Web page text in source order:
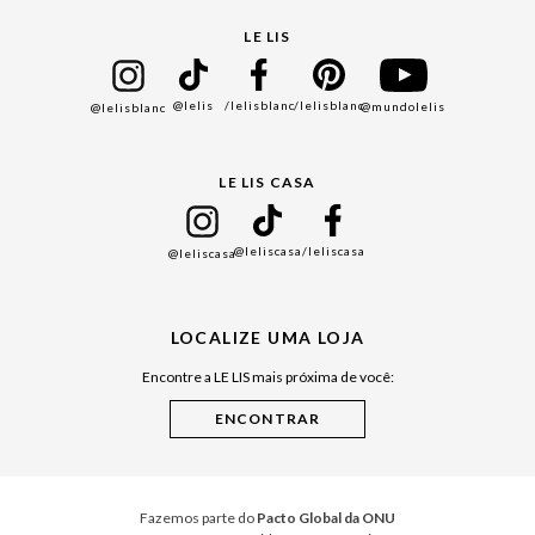
Black Friday
Cuidados Casa
LE LIS
@lelisblanc @lelis /lelisblanc/lelisblanc@mundolelis
LE LIS CASA
@leliscasa@leliscasa/leliscasa
LOCALIZE UMA LOJA
Encontre a LE LIS mais próxima de você:
Fazemos parte do Pacto Global da ONU